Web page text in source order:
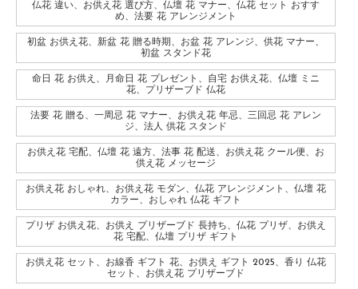
仏花 違い、お供え花 選び方、仏壇 花 マナー、仏花 セット おすす
め、法要 花 アレンジメント
初盆 お供え花、新盆 花 贈る時期、お盆 花 アレンジ、供花 マナー、
初盆 スタンド花
命日 花 お供え、月命日 花 プレゼント、自宅 お供え花、仏壇 ミニ
花、プリザーブド 仏花
法要 花 贈る、一周忌 花 マナー、お供え花 年忌、三回忌 花 アレン
ジ、法人 供花 スタンド
お供え花 宅配、仏壇 花 遠方、法事 花 配送、お供え花 クール便、お
供え花 メッセージ
お供え花 おしゃれ、お供え花 モダン、仏花 アレンジメント、仏壇 花
カラー、おしゃれ 仏花 ギフト
プリザ お供え花、お供え プリザーブド 長持ち、仏花 プリザ、お供え
花 宅配、仏壇 プリザ ギフト
お供え花 セット、お線香 ギフト 花、お供え ギフト 2025、香り 仏花
セット、お供え花 プリザーブド